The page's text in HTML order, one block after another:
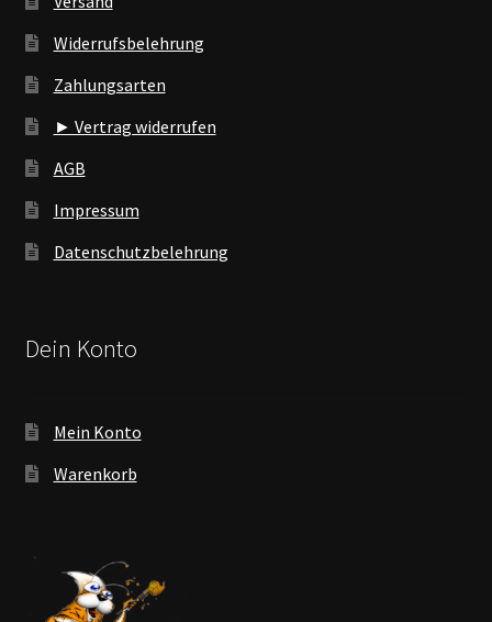
Widerrufsbelehrung
Zahlungsarten
► Vertrag widerrufen
AGB
Impressum
Datenschutzbelehrung
Dein Konto
Mein Konto
Warenkorb